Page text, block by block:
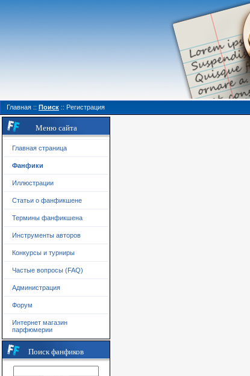
Главная :: Поиск :: Регистрация
Меню сайта
Главная страница
Фанфики
Иллюстрации
Статьи о фанфикшене
Термины фанфикшена
Инструменты авторов
Конкурсы и турниры
Частые вопросы (FAQ)
Администрация
Форум
Интернет магазин
парфюмерии
Поиск фанфиков